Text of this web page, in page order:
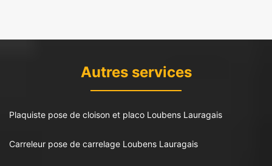
Autres services
Plaquiste pose de cloison et placo Loubens Lauragais
Carreleur pose de carrelage Loubens Lauragais